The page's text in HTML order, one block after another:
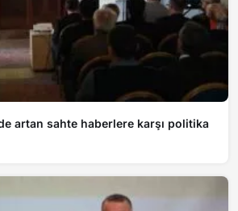
artan sahte haberlere karşı politika